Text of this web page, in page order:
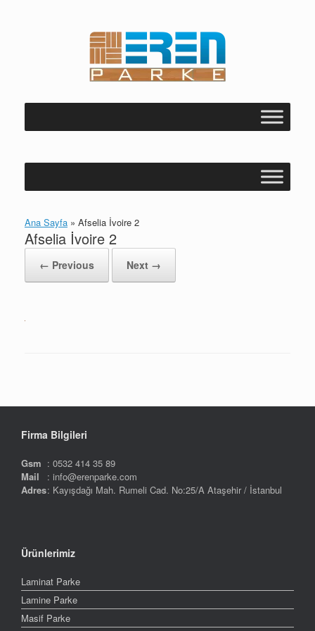
Ana Sayfa » Afselia İvoire 2
Afselia İvoire 2
← Previous Next →
Firma Bilgileri
Gsm : 0532 414 35 89
Mail
: info@erenparke.com
Adres: Kayışdağı Mah. Rumeli Cad. No:25/A Ataşehir / İstanbul
Ürünlerimiz
Laminat Parke
Lamine Parke
Masif Parke